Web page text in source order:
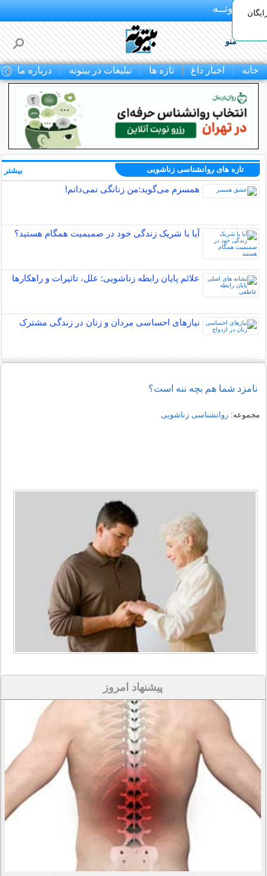
بـیتوتــه
منو
خانه اخبار داغ تازه ها تبلیغات در بیتوته درباره ما
تازه های روانشناسی زناشویی
همسرم می‌گوید:من زنانگی نمی‌دانم!
آیا با شریک زندگی خود در صمیمیت همگام هستید؟
علائم پایان رابطه زناشویی: علل، تاثیرات و راهکارها
نیازهای احساسی مردان و زنان در زندگی مشترک
بیشتر
نامزد شما هم بچه ننه است؟
مجموعه:روانشناسی زناشویی
پیشنهاد امروز